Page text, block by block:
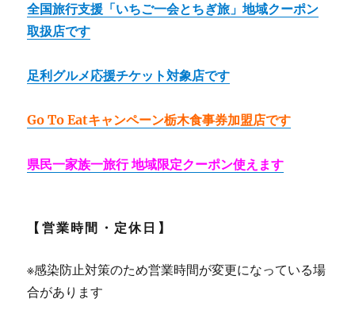
全国旅行支援「いちご一会とちぎ旅」地域クーポン
取扱店です
足利グルメ応援チケット対象店です
Go To Eatキャンペーン栃木食事券加盟店です
県民一家族一旅行 地域限定クーポン使えます
【営業時間・定休日】
※感染防止対策のため営業時間が変更になっている場
合があります